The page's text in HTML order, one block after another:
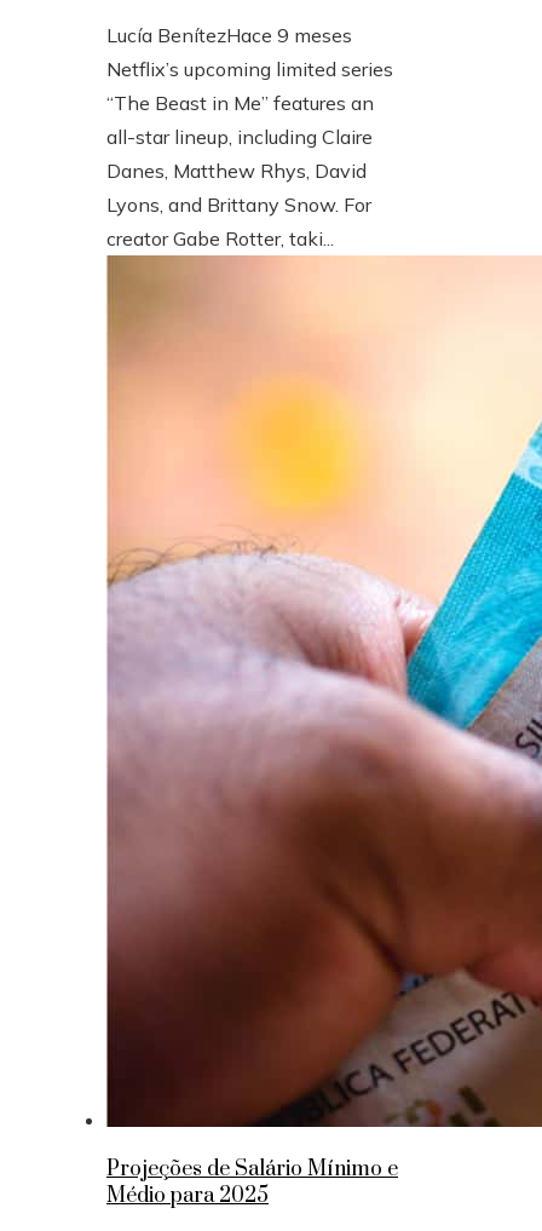
Lucía BenítezHace 9 meses
Netflix’s upcoming limited series
“The Beast in Me” features an
all-star lineup, including Claire
Danes, Matthew Rhys, David
Lyons, and Brittany Snow. For
creator Gabe Rotter, taki...
Projeções de Salário Mínimo e
Médio para 2025